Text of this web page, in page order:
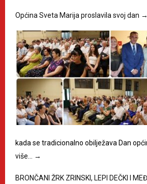
Općina Sveta Marija proslavila svoj dan →
kada se tradicionalno obilježava Dan
više…
→
BRONČANI ŽRK ZRINSKI, LEPI DEČKI I